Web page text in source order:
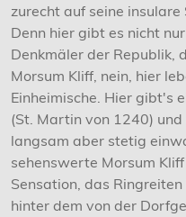
zurecht auf seine insulare
Denn hier gibt es nicht
Denkmäler der Republik,
Morsum Kliff, nein, hier
Einheimische. Hier gibt's
(St. Martin von 1240)
langsam aber stetig
sehenswerte Morsum
Sensation, das
hinter dem von der